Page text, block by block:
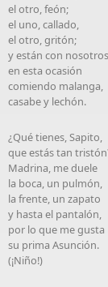
el otro, feón;
el uno, callado,
el otro, gritón;
y están con nosotros
en esta ocasión
comiendo malanga,
casabe y lechón.
¿Qué tienes, Sapito,
que estás tan
Madrina, me duele
la boca, un pulmón,
la frente, un zapato
y hasta el pantalón,
por lo que me gusta
su prima Asunción.
(¡Niño!)